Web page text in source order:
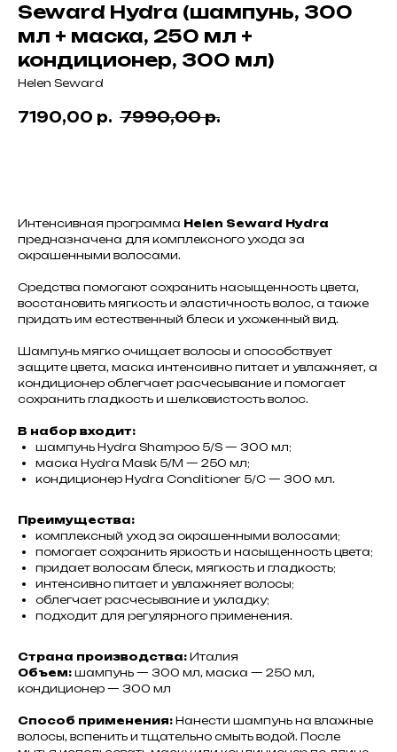
Seward Hydra (шампунь, 300
мл + маска, 250 мл +
кондиционер, 300 мл)
Helen Seward
7190,00 р. 7990,00 р.
Интенсивная программа Helen Seward Hydra
предназначена для комплексного ухода за
окрашенными волосами.
Средства помогают сохранить насыщенность цвета,
восстановить мягкость и эластичность волос, а также
придать им естественный блеск и ухоженный вид.
Шампунь мягко очищает волосы и способствует
защите цвета, маска интенсивно питает и увлажняет, а
кондиционер облегчает расчесывание и помогает
сохранить гладкость и шелковистость волос.
В набор входит:
шампунь Hydra Shampoo 5/S — 300 мл;
маска Hydra Mask 5/M — 250 мл;
кондиционер Hydra Conditioner 5/C — 300 мл.
Преимущества:
комплексный уход за окрашенными волосами;
помогает сохранить яркость и насыщенность цвета;
придает волосам блеск, мягкость и гладкость;
интенсивно питает и увлажняет волосы;
облегчает расчесывание и укладку;
подходит для регулярного применения.
Страна производства: Италия
Объем: шампунь — 300 мл, маска — 250 мл,
кондиционер — 300 мл
Способ применения: Нанести шампунь на влажные
волосы, вспенить и тщательно смыть водой. После